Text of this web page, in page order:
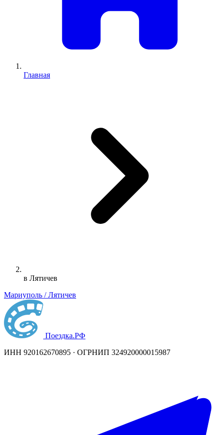
Главная
в Лятичев
Мариуполь / Лятичев
Поездка.РФ
ИНН 920162670895 · ОГРНИП 324920000015987